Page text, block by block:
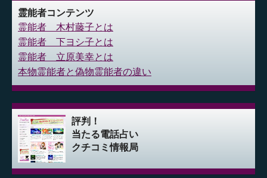
霊能者コンテンツ
霊能者 木村藤子とは
霊能者 下ヨシ子とは
霊能者 立原美幸とは
本物霊能者と偽物霊能者の違い
評判！
当たる電話占い
クチコミ情報局